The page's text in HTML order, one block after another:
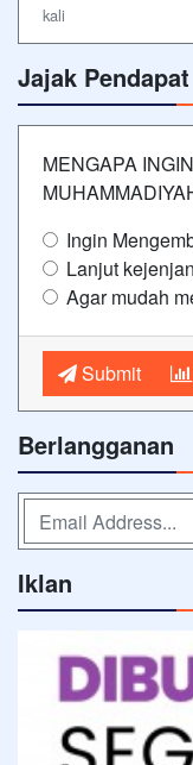
kali
Jajak Pendapat
MENGAPA
Ingin
Lanjut
Agar mudah
Submit
Berlangganan
Iklan